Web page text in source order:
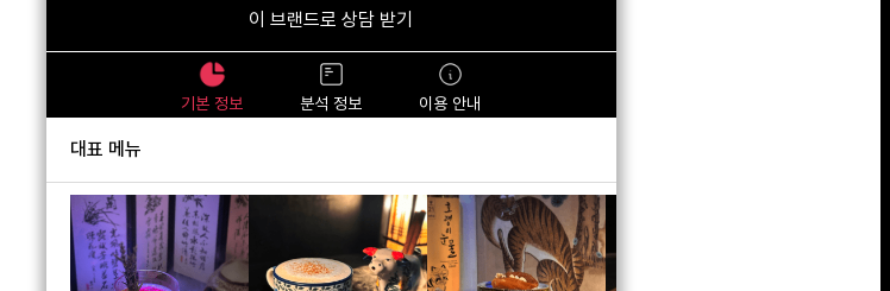
로그인
이 브랜드로 상담 받기
기본 정보 분석 정보 이용 안내
대표 메뉴